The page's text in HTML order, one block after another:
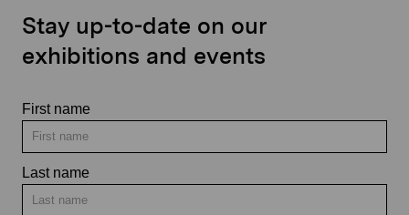
Stay up-to-date on our
exhibitions and events
First name
Last name